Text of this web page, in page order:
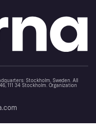
Stockholm, Sweden. All
111 34 Stockholm. Organization